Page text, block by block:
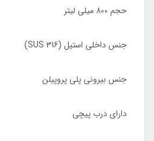
حجم 800 میلی لیتر
جنس داخلی استیل (SUS 316)
جنس بیرونی پلی پروپیلن
دارای درب پیچی